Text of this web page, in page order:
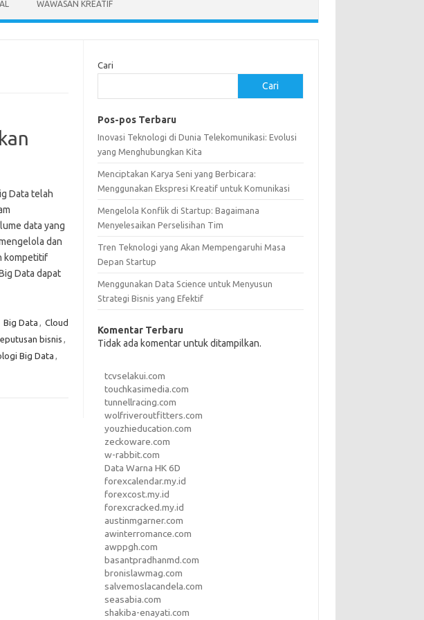
WAWASAN KREATIF
Data telah
data yang
dan
kompetitif
Data dapat
Big Data , Cloud
bisnis ,
Big Data ,
Cari
Cari
Pos-pos Terbaru
Inovasi Teknologi di Dunia Telekomunikasi: Evolusi
yang Menghubungkan Kita
Menciptakan Karya Seni yang Berbicara:
Menggunakan Ekspresi Kreatif untuk Komunikasi
Mengelola Konflik di Startup: Bagaimana
Menyelesaikan Perselisihan Tim
Tren Teknologi yang Akan Mempengaruhi Masa
Depan Startup
Menggunakan Data Science untuk Menyusun
Strategi Bisnis yang Efektif
Komentar Terbaru
Tidak ada komentar untuk ditampilkan.
tcvselakui.com
touchkasimedia.com
tunnellracing.com
wolfriveroutfitters.com
youzhieducation.com
zeckoware.com
w-rabbit.com
Data Warna HK 6D
forexcalendar.my.id
forexcost.my.id
forexcracked.my.id
austinmgarner.com
awinterromance.com
awppgh.com
basantpradhanmd.com
bronislawmag.com
salvemoslacandela.com
seasabia.com
shakiba-enayati.com